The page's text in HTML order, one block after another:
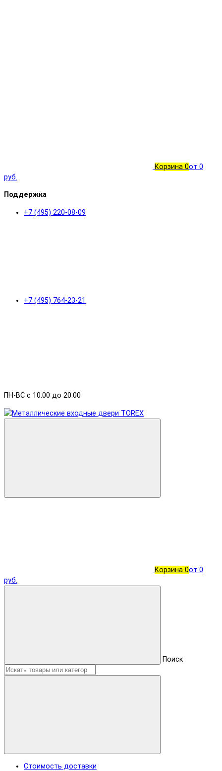
Корзина 0от 0
руб.
Поддержка
+7 (495) 220-08-09
+7 (495) 764-23-21
ПН-ВС с 10:00 до 20:00
Корзина 0от 0
руб.
Поиск
Стоимость доставки